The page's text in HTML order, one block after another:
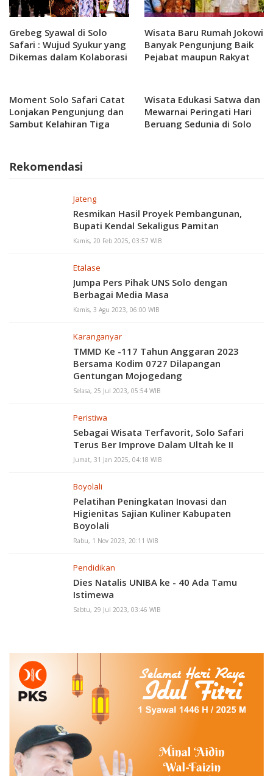
Grebeg Syawal di Solo
Safari : Wujud Syukur yang
Dikemas dalam Kolaborasi
Wisata Baru Rumah Jokowi
Banyak Pengunjung Baik
Pejabat maupun Rakyat
Moment Solo Safari Catat
Lonjakan Pengunjung dan
Sambut Kelahiran Tiga
Wisata Edukasi Satwa dan
Mewarnai Peringati Hari
Beruang Sedunia di Solo
Rekomendasi
Jateng
Resmikan Hasil Proyek Pembangunan,
Bupati Kendal Sekaligus Pamitan
Kamis, 20 Feb 2025, 03:57 WIB
Etalase
Jumpa Pers Pihak UNS Solo dengan
Berbagai Media Masa
Kamis, 3 Agu 2023, 06:00 WIB
Karanganyar
TMMD Ke -117 Tahun Anggaran 2023
Bersama Kodim 0727 Dilapangan
Gentungan Mojogedang
Selasa, 25 Jul 2023, 05:54 WIB
Peristiwa
Sebagai Wisata Terfavorit, Solo Safari
Terus Ber Improve Dalam Ultah ke II
Jumat, 31 Jan 2025, 04:18 WIB
Boyolali
Pelatihan Peningkatan Inovasi dan
Higienitas Sajian Kuliner Kabupaten
Boyolali
Rabu, 1 Nov 2023, 20:11 WIB
Pendidikan
Dies Natalis UNIBA ke - 40 Ada Tamu
Istimewa
Sabtu, 29 Jul 2023, 03:46 WIB